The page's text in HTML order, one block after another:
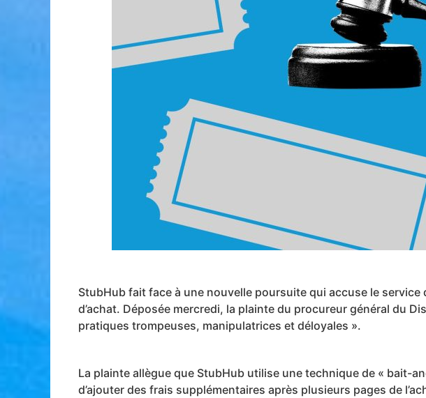
StubHub fait face à une nouvelle poursuite qui accuse le
d’achat. Déposée mercredi, la plainte du procureur général du
pratiques trompeuses, manipulatrices et déloyales ».
La plainte allègue que StubHub utilise une technique de « bait-
d’ajouter des frais supplémentaires après plusieurs pages de